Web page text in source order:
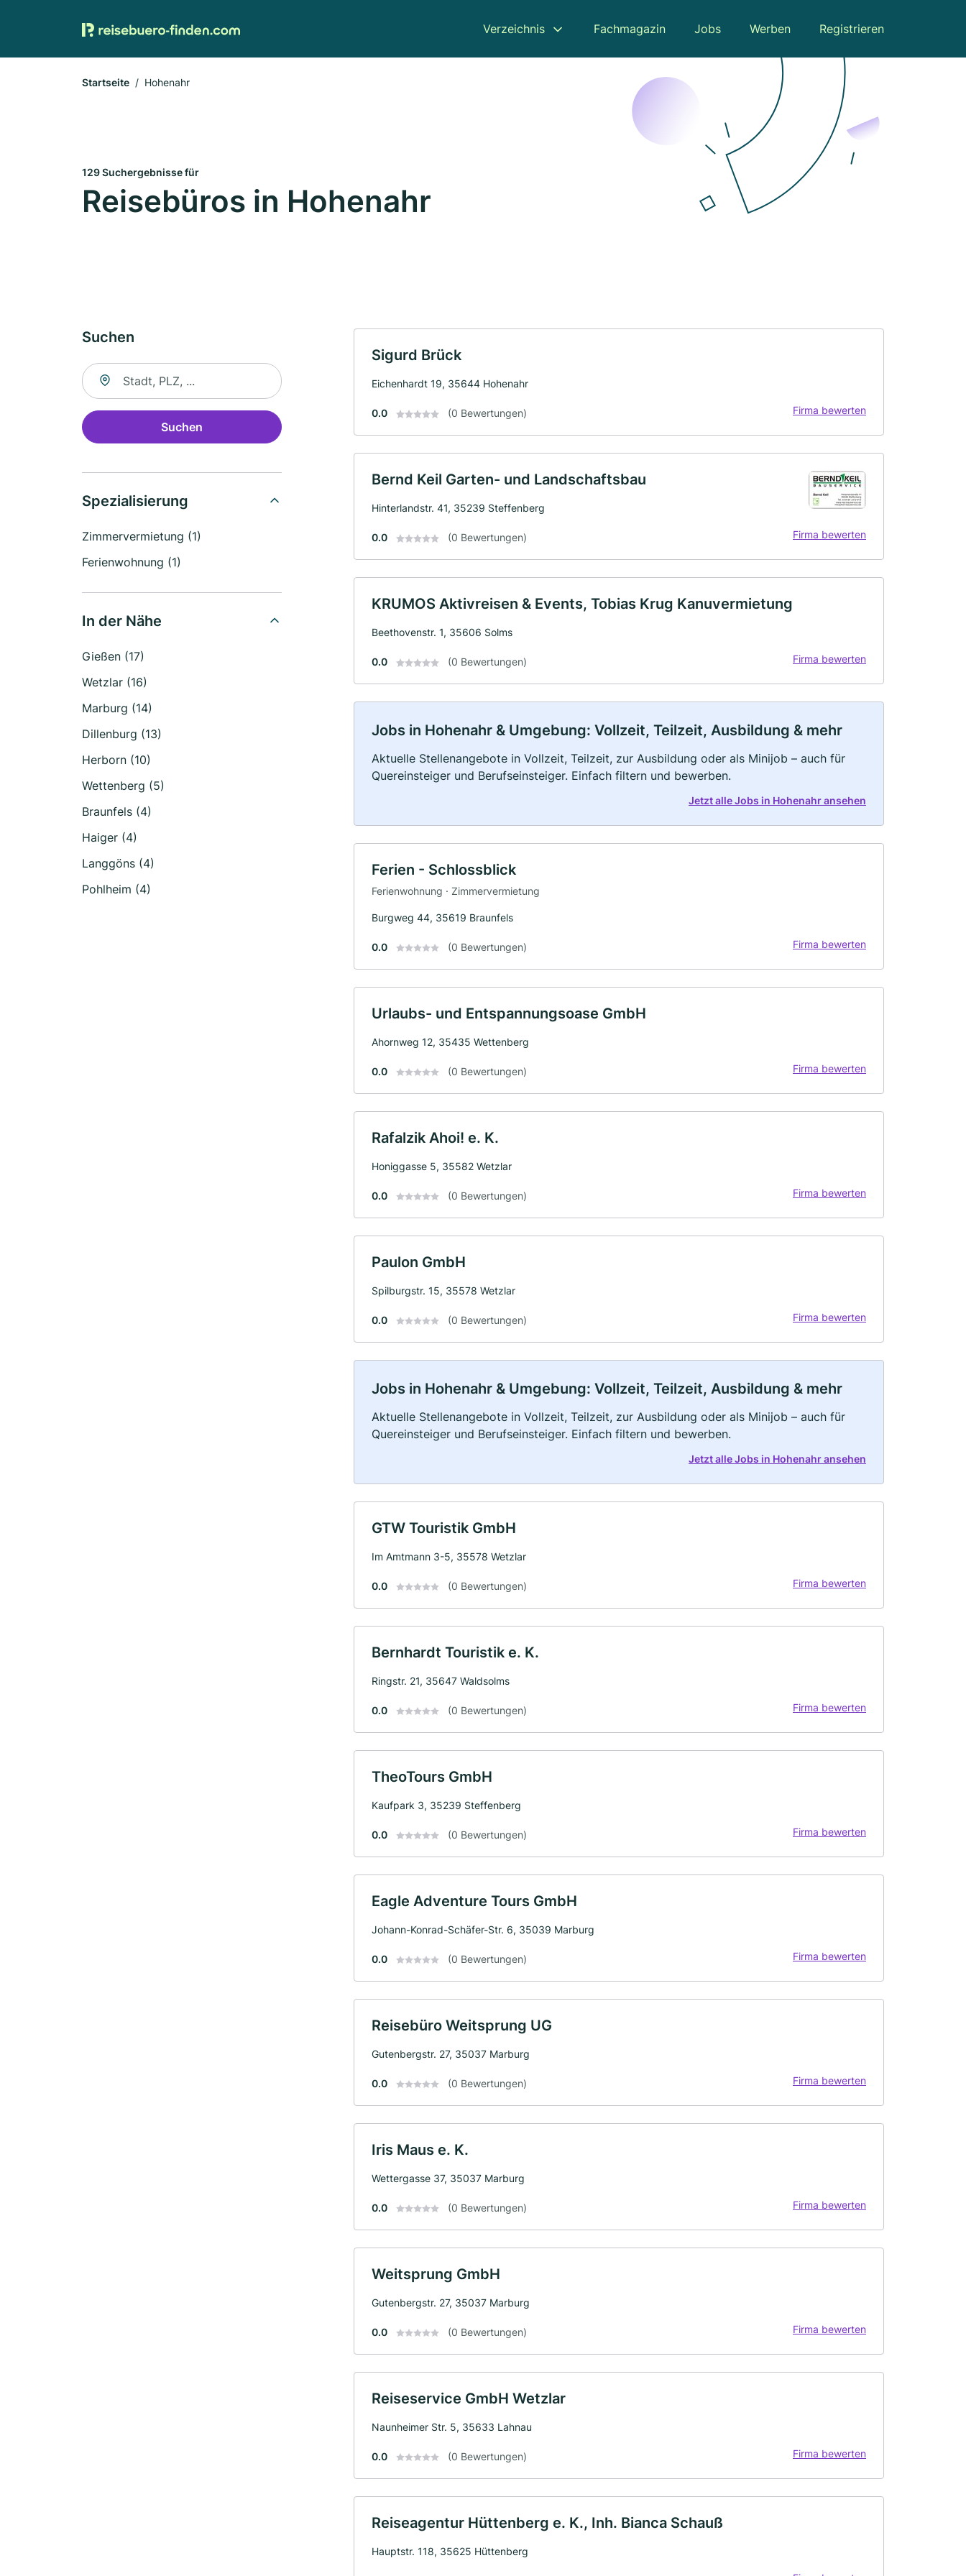
Verzeichnis Fachmagazin Jobs Werben Registrieren
Startseite Hohenahr
129 Suchergebnisse für
Reisebüros in Hohenahr
Suchen
Suche nach Ort
Suchen
Spezialisierung
Zimmervermietung (1)
Ferienwohnung (1)
In der Nähe
Gießen (17)
Wetzlar (16)
Marburg (14)
Dillenburg (13)
Herborn (10)
Wettenberg (5)
Braunfels (4)
Haiger (4)
Langgöns (4)
Pohlheim (4)
Sigurd Brück
Eichenhardt 19, 35644 Hohenahr
0.0 (0 Bewertungen) Firma bewerten
Bernd Keil Garten- und Landschaftsbau
Hinterlandstr. 41, 35239 Steffenberg
0.0 (0 Bewertungen) Firma bewerten
KRUMOS Aktivreisen & Events, Tobias Krug Kanuvermietung
Beethovenstr. 1, 35606 Solms
0.0 (0 Bewertungen) Firma bewerten
Jobs in Hohenahr & Umgebung: Vollzeit, Teilzeit, Ausbildung & mehr
Aktuelle Stellenangebote in Vollzeit, Teilzeit, zur Ausbildung oder als Minijob – auch für
Quereinsteiger und Berufseinsteiger. Einfach filtern und bewerben.
Jetzt alle Jobs in Hohenahr ansehen
Ferien - Schlossblick
Ferienwohnung · Zimmervermietung
Burgweg 44, 35619 Braunfels
0.0 (0 Bewertungen) Firma bewerten
Urlaubs- und Entspannungsoase GmbH
Ahornweg 12, 35435 Wettenberg
0.0 (0 Bewertungen) Firma bewerten
Rafalzik Ahoi! e. K.
Honiggasse 5, 35582 Wetzlar
0.0 (0 Bewertungen) Firma bewerten
Paulon GmbH
Spilburgstr. 15, 35578 Wetzlar
0.0 (0 Bewertungen) Firma bewerten
Jobs in Hohenahr & Umgebung: Vollzeit, Teilzeit, Ausbildung & mehr
Aktuelle Stellenangebote in Vollzeit, Teilzeit, zur Ausbildung oder als Minijob – auch für
Quereinsteiger und Berufseinsteiger. Einfach filtern und bewerben.
Jetzt alle Jobs in Hohenahr ansehen
GTW Touristik GmbH
Im Amtmann 3-5, 35578 Wetzlar
0.0 (0 Bewertungen) Firma bewerten
Bernhardt Touristik e. K.
Ringstr. 21, 35647 Waldsolms
0.0 (0 Bewertungen) Firma bewerten
TheoTours GmbH
Kaufpark 3, 35239 Steffenberg
0.0 (0 Bewertungen) Firma bewerten
Eagle Adventure Tours GmbH
Johann-Konrad-Schäfer-Str. 6, 35039 Marburg
0.0 (0 Bewertungen) Firma bewerten
Reisebüro Weitsprung UG
Gutenbergstr. 27, 35037 Marburg
0.0 (0 Bewertungen) Firma bewerten
Iris Maus e. K.
Wettergasse 37, 35037 Marburg
0.0 (0 Bewertungen) Firma bewerten
Weitsprung GmbH
Gutenbergstr. 27, 35037 Marburg
0.0 (0 Bewertungen) Firma bewerten
Reiseservice GmbH Wetzlar
Naunheimer Str. 5, 35633 Lahnau
0.0 (0 Bewertungen) Firma bewerten
Reiseagentur Hüttenberg e. K., Inh. Bianca Schauß
Hauptstr. 118, 35625 Hüttenberg